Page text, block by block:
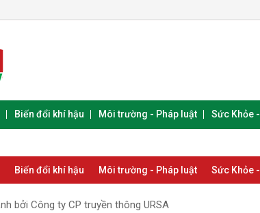
Biến đổi khí hậu Môi trường - Pháp luật Sức Khỏe
Biến đổi khí hậu Môi trường - Pháp luật Sức Khỏe
bởi Công ty CP truyền thông URSA